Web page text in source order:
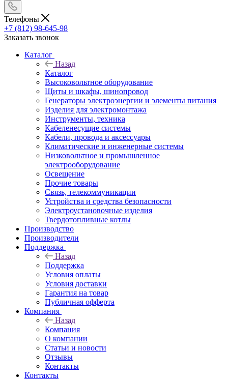
Телефоны
+7 (812) 98-645-98
Заказать звонок
Каталог
Назад
Каталог
Высоковольтное оборудование
Щиты и шкафы, шинопровод
Генераторы электроэнергии и элементы питания
Изделия для электромонтажа
Инструменты, техника
Кабеленесущие системы
Кабели, провода и аксессуары
Климатические и инженерные системы
Низковольтное и промышленное
электрооборудование
Освещение
Прочие товары
Связь, телекоммуникации
Устройства и средства безопасности
Электроустановочные изделия
Твердотопливные котлы
Производство
Производители
Поддержка
Назад
Поддержка
Условия оплаты
Условия доставки
Гарантия на товар
Публичная офферта
Компания
Назад
Компания
О компании
Статьи и новости
Отзывы
Контакты
Контакты